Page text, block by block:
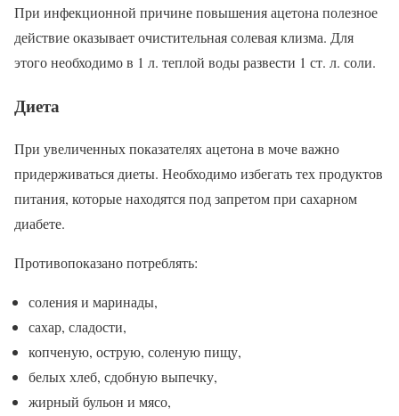
При инфекционной причине повышения ацетона полезное
действие оказывает очистительная солевая клизма. Для
этого необходимо в 1 л. теплой воды развести 1 ст. л. соли.
Диета
При увеличенных показателях ацетона в моче важно
придерживаться диеты. Необходимо избегать тех продуктов
питания, которые находятся под запретом при сахарном
диабете.
Противопоказано потреблять:
соления и маринады,
сахар, сладости,
копченую, острую, соленую пищу,
белых хлеб, сдобную выпечку,
жирный бульон и мясо,